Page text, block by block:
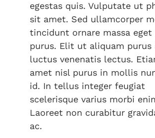
egestas quis. Vulputate ut
sit amet. Sed ullamcorper
tincidunt ornare massa eget
purus. Elit ut aliquam purus
luctus venenatis lectus.
amet nisl purus in mollis
id. In tellus integer feugiat
scelerisque varius morbi
Laoreet non curabitur
ac.